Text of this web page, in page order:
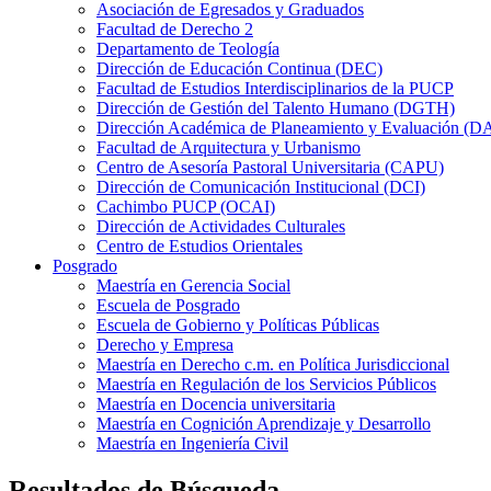
Asociación de Egresados y Graduados
Facultad de Derecho 2
Departamento de Teología
Dirección de Educación Continua (DEC)
Facultad de Estudios Interdisciplinarios de la PUCP
Dirección de Gestión del Talento Humano (DGTH)
Dirección Académica de Planeamiento y Evaluación
Facultad de Arquitectura y Urbanismo
Centro de Asesoría Pastoral Universitaria (CAPU)
Dirección de Comunicación Institucional (DCI)
Cachimbo PUCP (OCAI)
Dirección de Actividades Culturales
Centro de Estudios Orientales
Posgrado
Maestría en Gerencia Social
Escuela de Posgrado
Escuela de Gobierno y Políticas Públicas
Derecho y Empresa
Maestría en Derecho c.m. en Política Jurisdiccional
Maestría en Regulación de los Servicios Públicos
Maestría en Docencia universitaria
Maestría en Cognición Aprendizaje y Desarrollo
Maestría en Ingeniería Civil